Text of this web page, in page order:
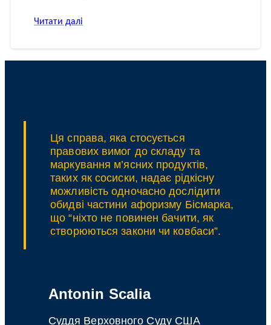
Читати далі
злочин,
а
будь-
яке
звернення
Ця справа, яка стосується
правових вимог до складу та
маркування м’ясних продуктів,
таких як сосиски, надає рідкісну
можливість одночасно дослідити
обидві частини афоризму Бісмарка,
що “ніхто не повинен бачити, як
створюються закони чи ковбаси”.
Antonin Scalia
Суддя Верховного Суду США